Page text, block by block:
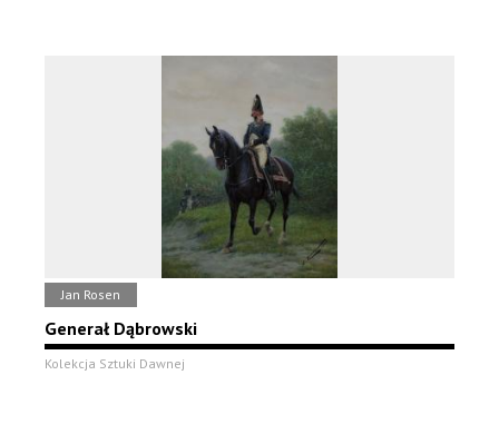
Jan Rosen
Generał Dąbrowski
Kolekcja Sztuki Dawnej